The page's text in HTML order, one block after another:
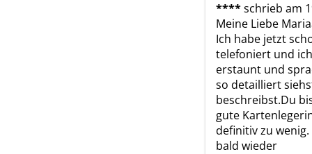
****schrieb am
Meine Liebe
Ich habe jetzt
telefoniert und
erstaunt und
so detailliert
beschreibst.Du
gute
definitiv zu
bald wieder